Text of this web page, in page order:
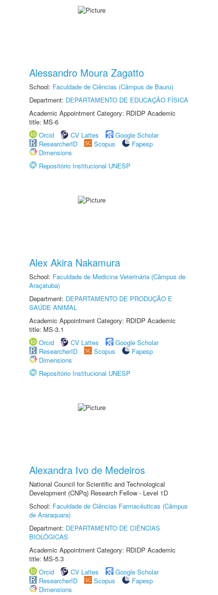
Alessandro Moura Zagatto
School: Faculdade de Ciências (Câmpus de Bauru)
Department: DEPARTAMENTO DE EDUCAÇÃO FÍSICA
Academic Appointment Category: RDIDP Academic
title: MS-6
Orcid
CV Lattes
Google Scholar
ResearcherID
Scopus
Fapesp
Dimensions
Repositório Institucional UNESP
Alex Akira Nakamura
School: Faculdade de Medicina Veterinária (Câmpus de
Araçatuba)
Department: DEPARTAMENTO DE PRODUÇÃO E
SAÚDE ANIMAL
Academic Appointment Category: RDIDP Academic
title: MS-3.1
Orcid
CV Lattes
Google Scholar
ResearcherID
Scopus
Fapesp
Dimensions
Repositório Institucional UNESP
Alexandra Ivo de Medeiros
National Council for Scientific and Technological
Development (CNPq) Research Fellow - Level 1D
School: Faculdade de Ciências Farmacêuticas (Câmpus
de Araraquara)
Department: DEPARTAMENTO DE CIÊNCIAS
BIOLÓGICAS
Academic Appointment Category: RDIDP Academic
title: MS-5.3
Orcid
CV Lattes
Google Scholar
ResearcherID
Scopus
Fapesp
Dimensions